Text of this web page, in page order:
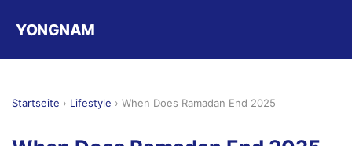
YONGNAM
Startseite › Lifestyle › When Does Ramadan End 2025